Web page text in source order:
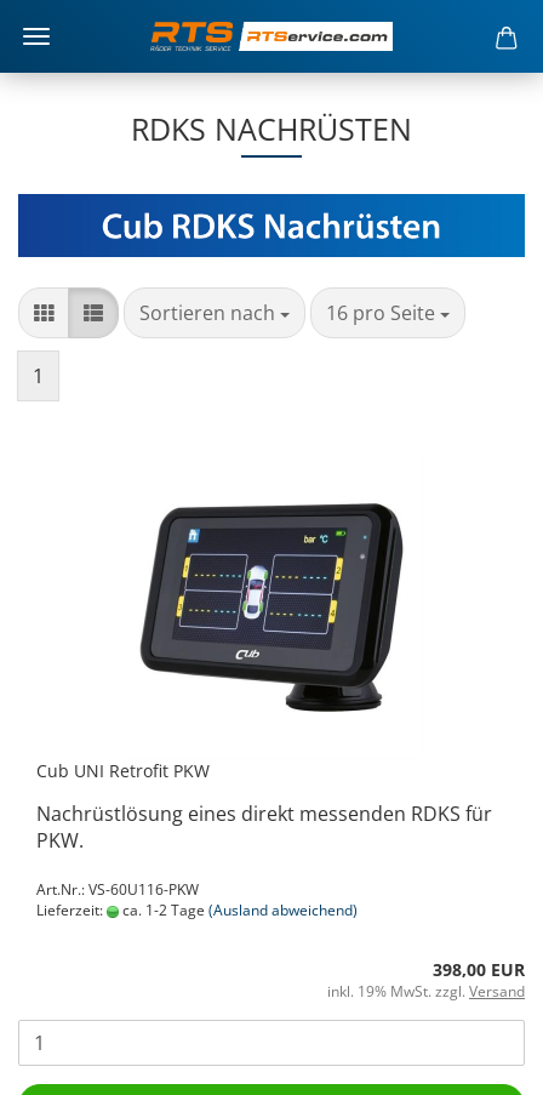
RDKS NACHRÜSTEN
Sortieren nach 16 pro Seite
1
Cub UNI Retrofit PKW
Nachrüstlösung eines direkt messenden RDKS für
PKW.
Art.Nr.: VS-60U116-PKW
Lieferzeit:
ca. 1-2 Tage (Ausland abweichend)
398,00 EUR
inkl. 19% MwSt. zzgl. Versand